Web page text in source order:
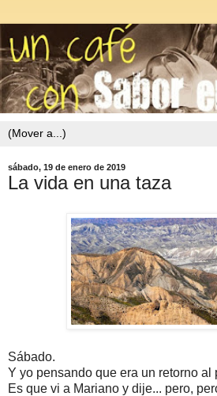
sábado, 19 de enero de 2019
La vida en una taza
Sábado.
Y yo pensando que era un retorno al
Es que vi a Mariano y dije... pero,